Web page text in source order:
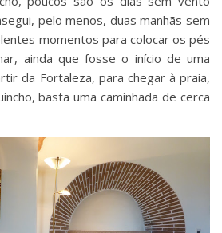
pelo menos, duas manhãs sem
momentos para colocar os pés
ainda que fosse o início de uma
da Fortaleza, para chegar à praia,
basta uma caminhada de cerca